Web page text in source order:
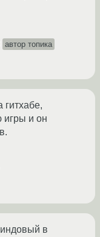
автор топика
гитхабе,
игры и он
в